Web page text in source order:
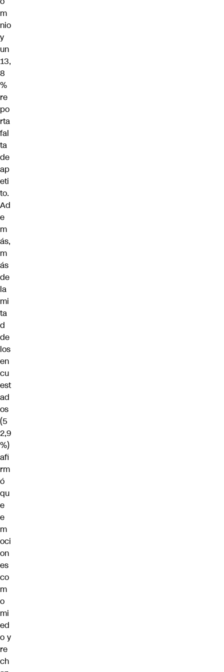
m
nio
y
un
13,
8
%
re
po
rta
fal
ta
de
ap
eti
to.
Ad
e
m
ás,
m
ás
de
la
mi
ta
d
de
los
en
cu
est
ad
os
(5
2,9
%)
afi
rm
ó
qu
e
e
m
oci
on
es
co
m
o
mi
ed
o y
re
ch